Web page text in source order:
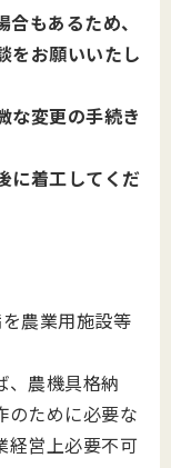
もあるため、
をお願いいたし
な変更の手続き
に着工してくだ
農業用施設等
農機具格納
のために必要な
経営上必要不可